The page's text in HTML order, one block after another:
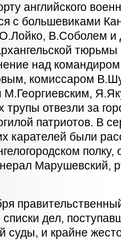
английского
с большевиками
В.Соболем и
над
комиссаром
М.Георгиевским,
отвезли за
патриотов. В
карателей были
Марушевский,
списки дел,
суды, и крайне